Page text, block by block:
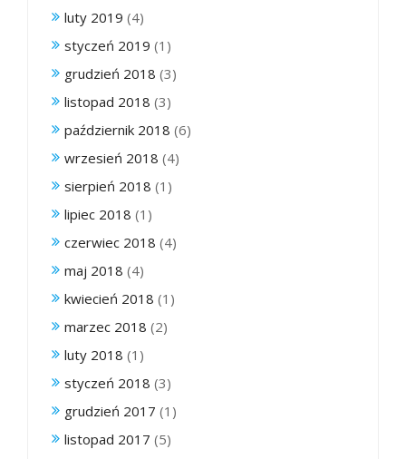
luty 2019 (4)
styczeń 2019 (1)
grudzień 2018 (3)
listopad 2018 (3)
październik 2018 (6)
wrzesień 2018 (4)
sierpień 2018 (1)
lipiec 2018 (1)
czerwiec 2018 (4)
maj 2018 (4)
kwiecień 2018 (1)
marzec 2018 (2)
luty 2018 (1)
styczeń 2018 (3)
grudzień 2017 (1)
listopad 2017 (5)